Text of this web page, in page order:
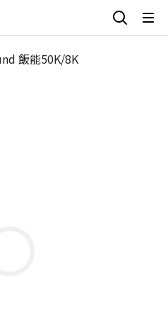
飯能50K/8K